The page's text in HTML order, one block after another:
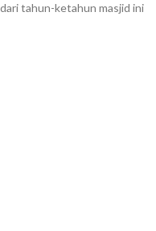
tahun-ketahun masjid ini